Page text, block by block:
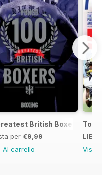
British Boxers
per €9,99
Al carrello
Vista